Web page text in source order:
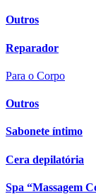
Outros
Reparador
Para o Corpo
Outros
Sabonete íntimo
Cera depilatória
Spa “Massagem